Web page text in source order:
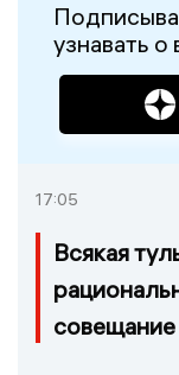
узнавать
17:05
Всякая
совещание